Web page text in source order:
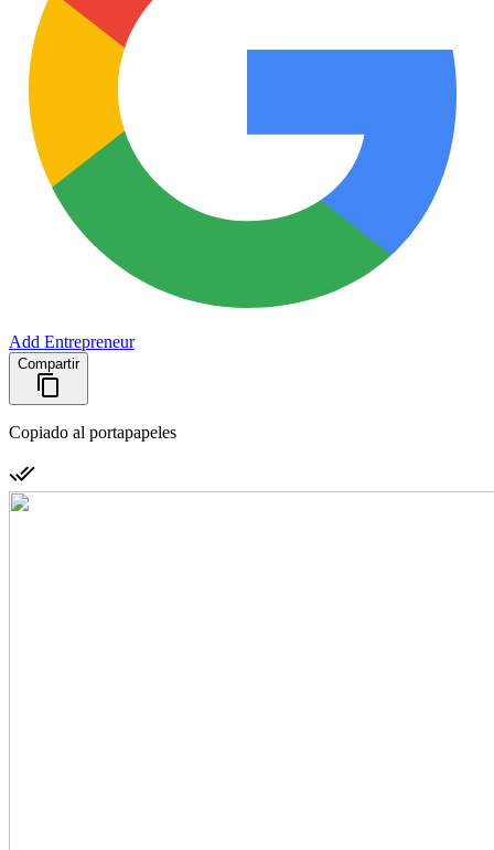
Add Entrepreneur
Compartir
Copiado al portapapeles